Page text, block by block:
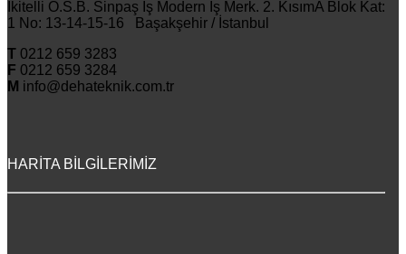
İkitelli O.S.B. Sinpaş İş Modern İş Merk. 2. KısımA Blok Kat:
1 No: 13-14-15-16 Başakşehir / İstanbul
T 0212 659 3283
F 0212 659 3284
M info@dehateknik.com.tr
HARİTA BİLGİLERİMİZ